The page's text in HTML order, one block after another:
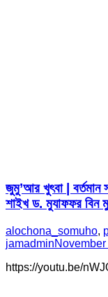
জুমু’আর খুৎবা | বর্তমান
শাইখ ড. মুযাফফর বিন
alochona_somuho,
jamadmin
https://youtu.be/